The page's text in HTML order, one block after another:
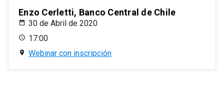
Enzo Cerletti, Banco Central de Chile
30 de Abril de 2020
17:00
Webinar con inscripción